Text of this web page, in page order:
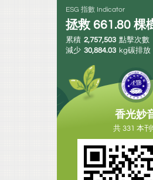
ESG 指數 Indicator
拯救 661.80 棵
累積 2,757,503 點擊次數
減少 30,884.03 kg碳排放
香光妙
共 331 本刊